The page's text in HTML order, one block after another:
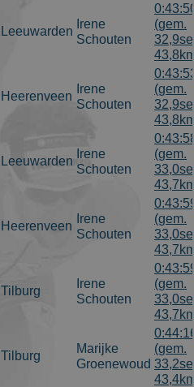
Leeuwarden
Irene
Schouten
(gem.
Heerenveen
Irene
Schouten
(gem.
Leeuwarden
Irene
Schouten
(gem.
Heerenveen
Irene
Schouten
(gem.
Tilburg
Irene
Schouten
(gem.
Tilburg
Marijke
Groenewoud
(gem.